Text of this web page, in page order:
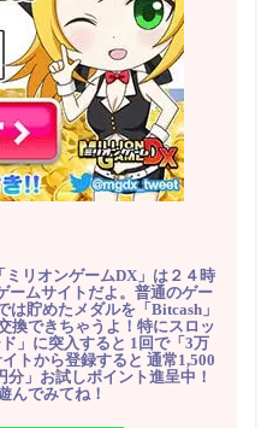
リオンゲームDX」は２４時
ームサイトだよ。普通のゲー
貯めたメダルを「Bitcash」
換できちゃうよ！特にスロッ
」に突入すると 1回で「3万
トから登録すると 通常1,500
分」お試しポイント進呈中！
んでみてね！